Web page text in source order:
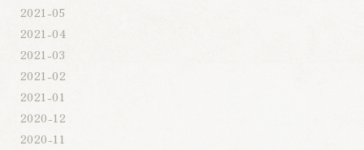
2021-05
2021-04
2021-03
2021-02
2021-01
2020-12
2020-11